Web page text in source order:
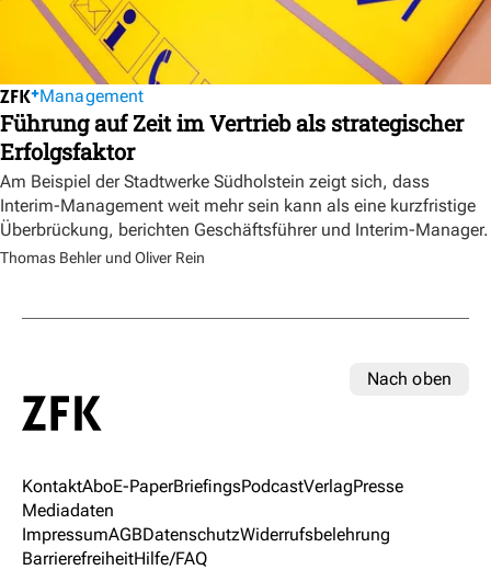
Management
Führung auf Zeit im Vertrieb als strategischer
Erfolgsfaktor
Am Beispiel der Stadtwerke Südholstein zeigt sich, dass
Interim-Management weit mehr sein kann als eine kurzfristige
Überbrückung, berichten Geschäftsführer und Interim-Manager.
Thomas Behler und Oliver Rein
Nach oben
KontaktAboE-PaperBriefingsPodcastVerlagPresse
Mediadaten
ImpressumAGBDatenschutzWiderrufsbelehrung
BarrierefreiheitHilfe/FAQ